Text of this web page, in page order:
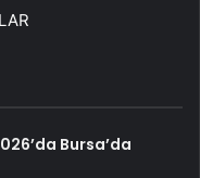
Bursa’da